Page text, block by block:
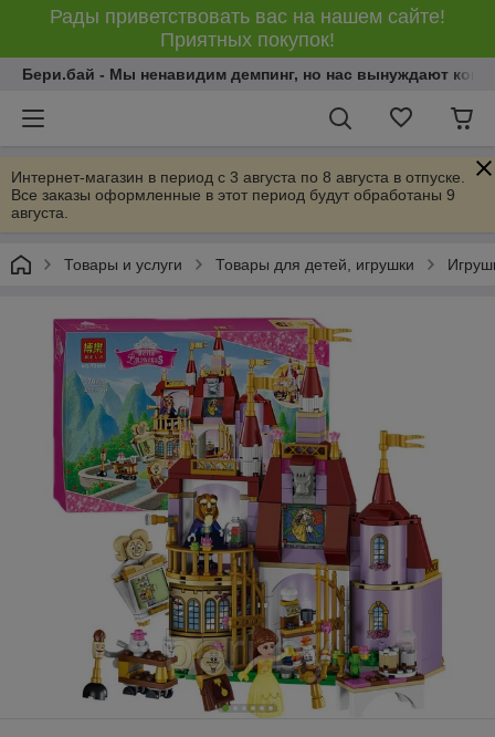
Рады приветствовать вас на нашем сайте!
Приятных покупок!
Бери.бай - Мы ненавидим демпинг, но нас вынуждают
Интернет-магазин в период с 3 августа по 8 августа в отпуске.
Все заказы оформленные в этот период будут обработаны 9
августа.
Товары и услуги Товары для детей, игрушки